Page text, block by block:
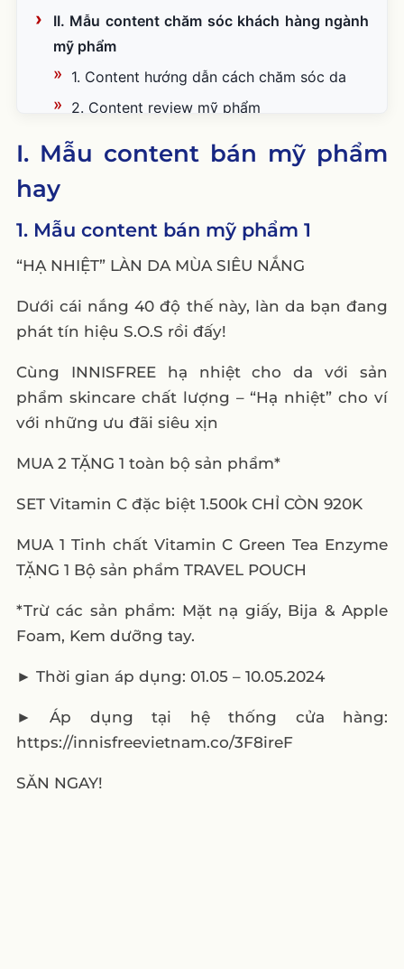
II. Mẫu content chăm sóc khách hàng ngành
mỹ phẩm
1. Content hướng dẫn cách chăm sóc da
2. Content review mỹ phẩm
3. Content cách sử dụng mỹ phẩm đúng
cách
đẹp
III. Mẫu content tăng sự tin tưởng của khách
hàng
1. Content đối tác hợp tác
2. Content show xưởng chế biến mỹ phẩm
3. Content show giấy chứng nhận
4. Content feedback mỹ phẩm của khách
IV. Top những thương hiệu mỹ phẩm có
content hay
1. Thương hiệu 1
3. Thương hiệu 3
I. Mẫu content bán mỹ phẩm
hay
1. Mẫu content bán mỹ phẩm 1
“HẠ NHIỆT” LÀN DA MÙA SIÊU NẮNG
Dưới cái nắng 40 độ thế này, làn da bạn đang
phát tín hiệu S.O.S rồi đấy!
Cùng INNISFREE hạ nhiệt cho da với sản
phẩm skincare chất lượng – “Hạ nhiệt” cho ví
với những ưu đãi siêu xịn
MUA 2 TẶNG 1 toàn bộ sản phẩm*
SET Vitamin C đặc biệt 1.500k CHỈ CÒN 920K
MUA 1 Tinh chất Vitamin C Green Tea Enzyme
TẶNG 1 Bộ sản phẩm TRAVEL POUCH
*Trừ các sản phẩm: Mặt nạ giấy, Bija & Apple
Foam, Kem dưỡng tay.
► Thời gian áp dụng: 01.05 – 10.05.2024
► Áp dụng tại hệ thống cửa hàng:
https://innisfreevietnam.co/3F8ireF
SĂN NGAY!